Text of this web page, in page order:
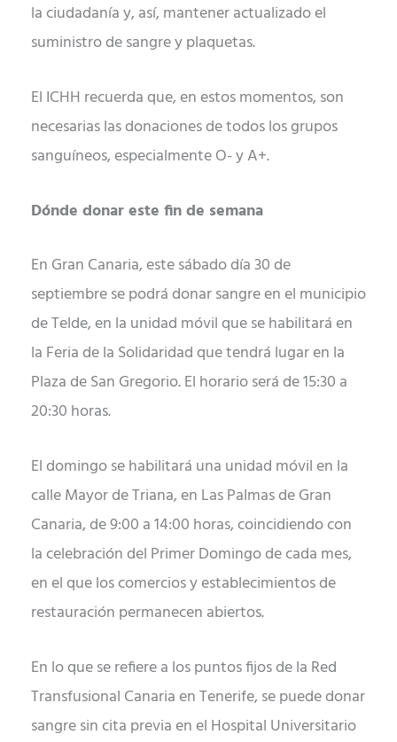
la ciudadanía y, así, mantener actualizado el
suministro de sangre y plaquetas.
El ICHH recuerda que, en estos momentos, son
necesarias las donaciones de todos los grupos
sanguíneos, especialmente O- y A+.
Dónde donar este fin de semana
En Gran Canaria, este sábado día 30 de
septiembre se podrá donar sangre en el municipio
de Telde, en la unidad móvil que se habilitará en
la Feria de la Solidaridad que tendrá lugar en la
Plaza de San Gregorio. El horario será de 15:30 a
20:30 horas.
El domingo se habilitará una unidad móvil en la
calle Mayor de Triana, en Las Palmas de Gran
Canaria, de 9:00 a 14:00 horas, coincidiendo con
la celebración del Primer Domingo de cada mes,
en el que los comercios y establecimientos de
restauración permanecen abiertos.
En lo que se refiere a los puntos fijos de la Red
Transfusional Canaria en Tenerife, se puede donar
sangre sin cita previa en el Hospital Universitario